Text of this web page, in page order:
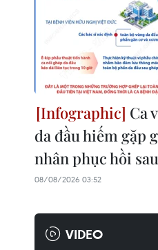
Ca
da đầu hiếm gặp
nhân phục hồi
08/08/2026 03:52
VIDEO